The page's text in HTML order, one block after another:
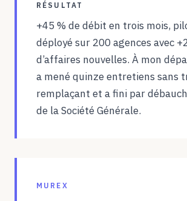
RÉSULTAT
+45 % de débit en trois mois,
déployé sur 200 agences avec
d’affaires nouvelles. À mon
a mené quinze entretiens sans
remplaçant et a fini par
de la Société Générale.
MUREX